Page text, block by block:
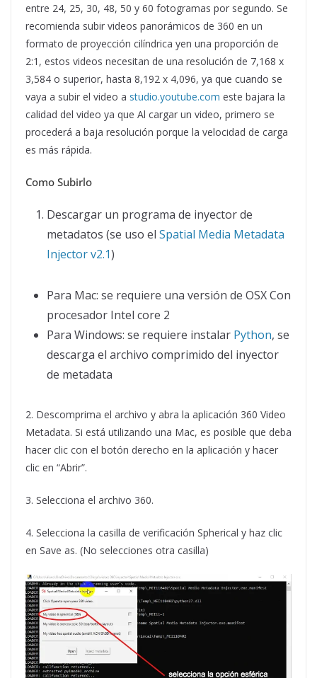
entre 24, 25, 30, 48, 50 y 60 fotogramas por segundo. Se
recomienda subir videos panorámicos de 360 en un
formato de proyección cilíndrica yen una proporción de
2:1, estos videos necesitan de una resolución de 7,168 x
3,584 o superior, hasta 8,192 x 4,096, ya que cuando se
vaya a subir el video a studio.youtube.com este bajara la
calidad del video ya que Al cargar un video, primero se
procederá a baja resolución porque la velocidad de carga
es más rápida.
Como Subirlo
Descargar un programa de inyector de
metadatos (se uso el Spatial Media Metadata
Injector v2.1)
Para Mac: se requiere una versión de OSX Con
procesador Intel core 2
Para Windows: se requiere instalar Python, se
descarga el archivo comprimido del inyector
de metadata
2. Descomprima el archivo y abra la aplicación 360 Video
Metadata. Si está utilizando una Mac, es posible que deba
hacer clic con el botón derecho en la aplicación y hacer
clic en “Abrir”.
3. Selecciona el archivo 360.
4. Selecciona la casilla de verificación Spherical y haz clic
en Save as. (No selecciones otra casilla)